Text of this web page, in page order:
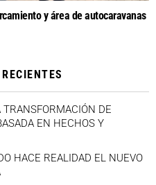
y área de autocaravanas
DE
EN HECHOS Y
HACE REALIDAD EL NUEVO